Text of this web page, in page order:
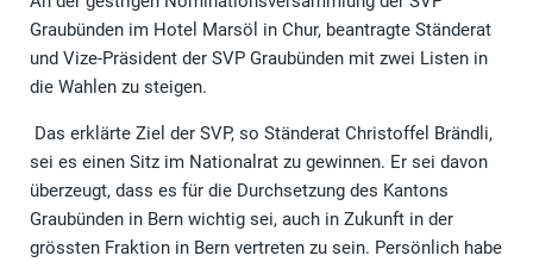
Graubünden im Hotel Marsöl in Chur, beantragte Ständerat
und Vize-Präsident der SVP Graubünden mit zwei Listen in
die Wahlen zu steigen.
Das erklärte Ziel der SVP, so Ständerat Christoffel Brändli,
sei es einen Sitz im Nationalrat zu gewinnen. Er sei davon
überzeugt, dass es für die Durchsetzung des Kantons
Graubünden in Bern wichtig sei, auch in Zukunft in der
grössten Fraktion in Bern vertreten zu sein. Persönlich habe